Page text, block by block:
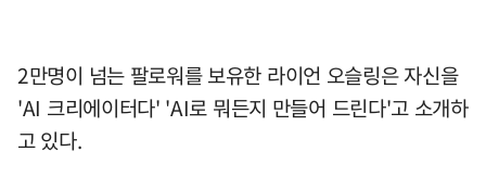
2만명이 넘는 팔로워를 보유한 라이언 오슬링은 자신을
'AI 크리에이터다' 'AI로 뭐든지 만들어 드린다'고 소개하
고 있다.